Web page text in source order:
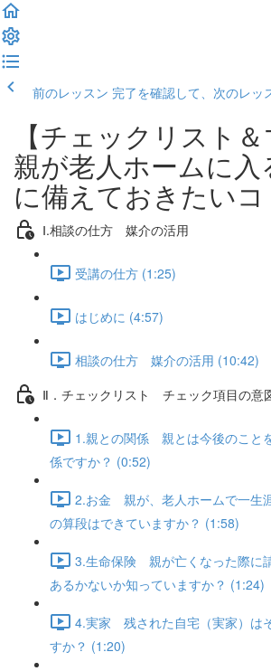
前のレッスン 完了を確認して、次のレッ
【チェックリスト＆
親が老人ホームに入
に備えておきたいコ
Ⅰ.相談の仕方 媒介の活用
受講の仕方 (1:25)
はじめに (4:57)
相談の仕方 媒介の活用 (10:42)
Ⅱ．チェックリスト チェック項目の意
1.親との関係 親とは今後のこと
係ですか？ (0:52)
2.お金 親が、老人ホームで一生
の算段はできていますか？ (1:58)
3.生命保険 親が亡くなった際に
あるかないか知っていますか？ (1:24)
4.実家 残された自宅（実家）は
すか？ (1:20)